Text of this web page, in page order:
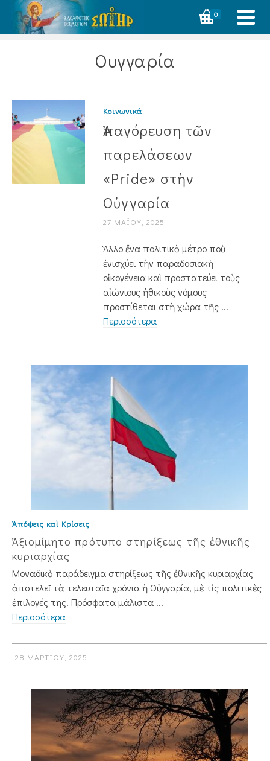
0
Ουγγαρία
Κοινωνικά
Ἀπαγόρευση τῶν
παρελάσεων
«Pride» στὴν
Οὑγγαρία
27 ΜΑΪ́ΟΥ, 2025
Ἄλλο ἕνα πολιτικὸ μέτρο ποὺ
ἐνισχύει τὴν παραδοσιακὴ
οἰκογένεια καὶ προστατεύει τοὺς
αἰώνιους ἠθικοὺς νόμους
προστίθεται στὴ χώρα τῆς ...
Περισσότερα
Ἀπόψεις καὶ Κρίσεις
Ἀξιομίμητο πρότυπο στηρίξεως τῆς ἐθνικῆς
κυριαρχίας
Μοναδικὸ παράδειγμα στηρίξεως τῆς ἐθνι­κῆς κυριαρχίας
ἀποτελεῖ τὰ τελευταῖα χρόνια ἡ Οὑγγαρία, μὲ τὶς πολιτικὲς
ἐπιλογές της. Πρόσφατα μάλιστα ...
Περισσότερα
28 ΜΑΡΤΊΟΥ, 2025